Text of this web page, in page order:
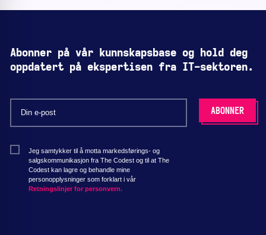
Abonner på vår kunnskapsbase og hold deg
oppdatert på ekspertisen fra IT-sektoren.
Jeg samtykker til å motta markedsførings- og
salgskommunikasjon fra The Codest og til at The
Codest kan lagre og behandle mine
personopplysninger som forklart i vår
Retningslinjer for personvern.